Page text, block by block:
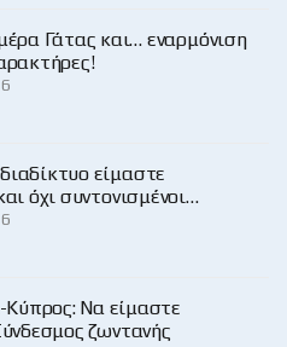
Γάτας και… εναρμόνιση
είμαστε
όχι συντονισμένοι…
Κύπρος: Να είμαστε
ζωντανής